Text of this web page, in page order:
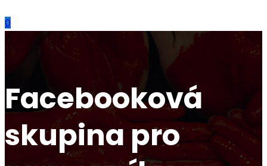
0
Facebooková
skupina pro